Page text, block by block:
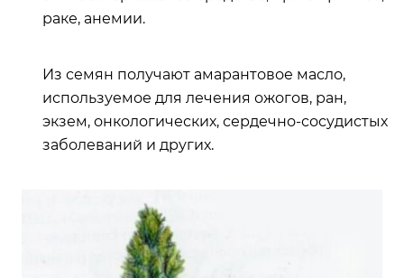
раке, анемии.
Из семян получают амарантовое масло,
используемое для лечения ожогов, ран,
экзем, онкологических, сердечно-сосудистых
заболеваний и других.